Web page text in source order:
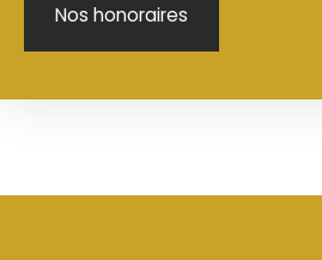
Nos honoraires